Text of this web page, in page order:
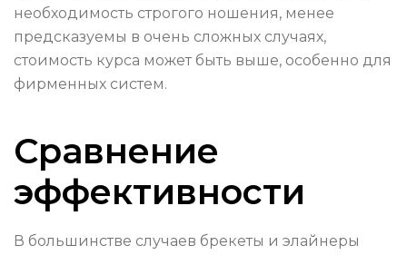
необходимость строгого ношения, менее
предсказуемы в очень сложных случаях,
стоимость курса может быть выше, особенно для
фирменных систем.
Сравнение
эффективности
В большинстве случаев брекеты и элайнеры